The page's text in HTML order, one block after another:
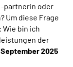
-partnerin oder
Um diese Frage
Wie bin ich
der
2025